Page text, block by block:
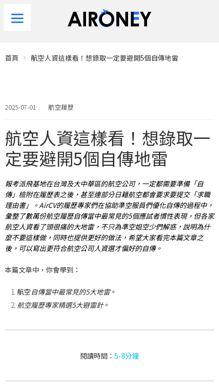
首頁 航空人資這樣看！想錄取一定要避開5個自傳地雷
2025-07-01 航空履歷
航空人資這樣看！想錄取一
定要避開5個自傳地雷
報考派飛基地在台灣及大中華區的航空公司，一定都需要準備「自
傳」檢附在履歷表之後，甚至連部分日籍航空都會要求要提交「求職
理由書」。AirCV的履歷專家們在協助準空服員們優化自傳的過程中，
彙整了數萬份航空履歷自傳當中最常見的5個應試者慣性表現，但各家
航空人資看了頭很痛的大地雷，不只為準空姐空少們解惑，說明為什
麼不要這樣做，同時也提供更好的做法，希望大家看完本篇文章之
後，可以寫出更符合航空公司人資選才偏好的自傳。
本篇文章中，你會學到：
航空自傳當中最常見的5大地雷。
航空履歷專家精選5大避雷針。
閱讀時間： 5-8分鐘